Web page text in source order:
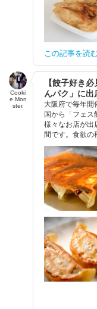
この記事を読
Cooki
e Mon
ster.
【餃子好き
んパク」に
大阪府で毎年開
国から「フェス
様々なお店が出
間です。食欲の